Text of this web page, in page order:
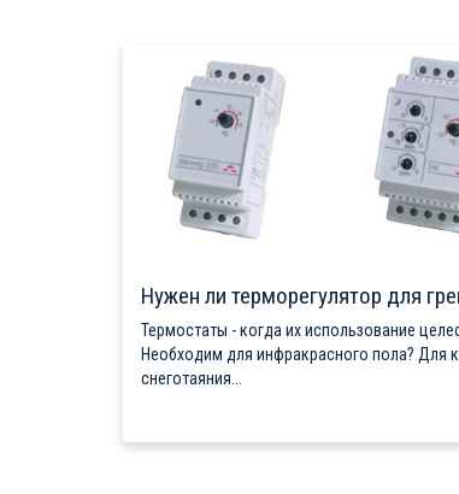
Нужен ли терморегулятор для
Термостаты - когда их использование
Необходим для инфракрасного пола? Для
снеготаяния...